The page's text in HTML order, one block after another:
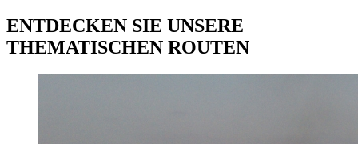
ENTDECKEN SIE UNSERE
THEMATISCHEN ROUTEN